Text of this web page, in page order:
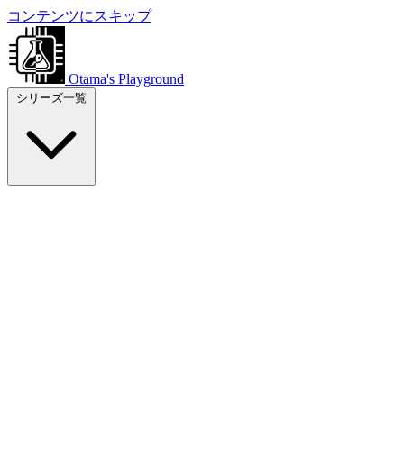
コンテンツにスキップ
Otama's Playground